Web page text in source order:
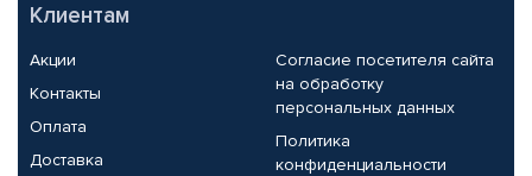
Клиентам
Акции
Контакты
Оплата
Доставка
Согласие посетителя сайта
на обработку
персональных данных
Политика
конфиденциальности